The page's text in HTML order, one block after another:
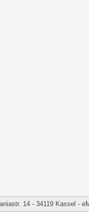
14 - 34119 Kassel -